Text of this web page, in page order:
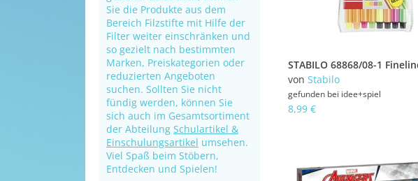
Sie die Produkte aus dem
Bereich Filzstifte mit Hilfe der
Filter weiter einschränken und
so gezielt nach bestimmten
Marken, Preiskategorien oder
reduzierten Angeboten
suchen. Sollten Sie nicht
fündig werden, können Sie
sich auch im Gesamtsortiment
der Abteilung Schulartikel &
Einschulungsartikel umsehen.
Viel Spaß beim Stöbern,
Entdecken und Spielen!
von Stabilo
gefunden bei idee+spiel
8,99 €